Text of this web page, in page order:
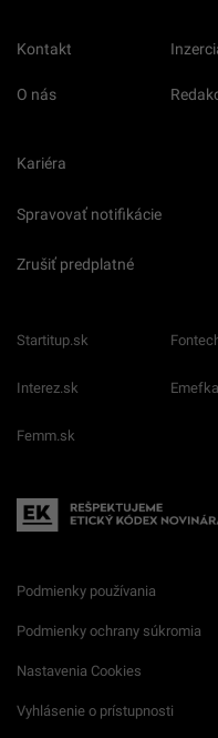
Kontakt
O nás
Kariéra
Spravovať notifikácie
Zrušiť predplatné
Startitup.sk
Interez.sk
Femm.sk
Podmienky používania
Podmienky ochrany súkromia
Nastavenia Cookies
Vyhlásenie o prístupnosti